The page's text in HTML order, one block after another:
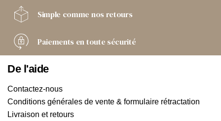
Simple comme nos retours
Paiements en toute sécurité
De l'aide
Contactez-nous
Conditions générales de vente & formulaire rétractation
Livraison et retours